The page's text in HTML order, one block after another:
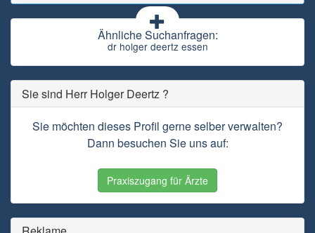
Ähnliche Suchanfragen:
dr holger deertz essen
Sie sind Herr Holger Deertz ?
Sie möchten dieses Profil gerne selber verwalten?
Dann besuchen Sie uns auf:
Praxiszugang für Ärzte